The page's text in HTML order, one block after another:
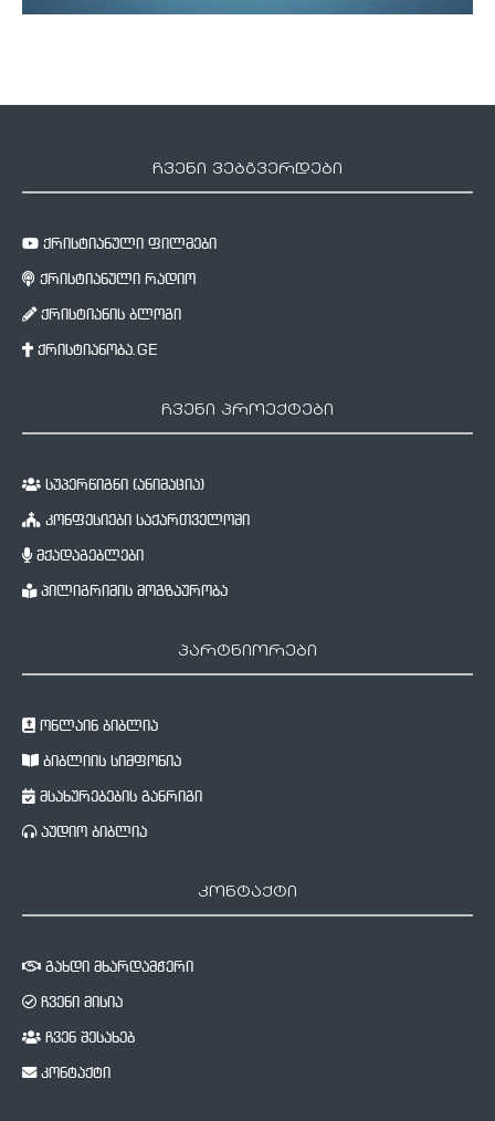
ჩვენი ვებგვერდები
ქრისტიანული ფილმები
ქრისტიანული რადიო
ქრისტიანის ბლოგი
ქრისტიანობა.GE
ჩვენი პროექტები
სუპერწიგნი (ანიმაცია)
კონფესიები საქართველოში
მქადაგებლები
პილიგრიმის მოგზაურობა
პარტნიორები
ონლაინ ბიბლია
ბიბლიის სიმფონია
მსახურებების განრიგი
აუდიო ბიბლია
კონტაქტი
გახდი მხარდამჭერი
ჩვენი მისია
ჩვენ შესახებ
კონტაქტი